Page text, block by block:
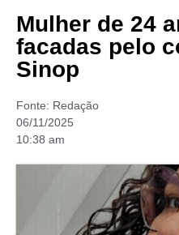
Mulher de 24
facadas pelo
Sinop
Fonte: Redação
06/11/2025
10:38 am